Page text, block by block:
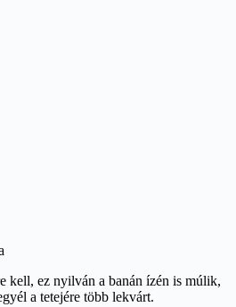
kell, ez nyilván a banán ízén is múlik,
a tetejére több lekvárt.